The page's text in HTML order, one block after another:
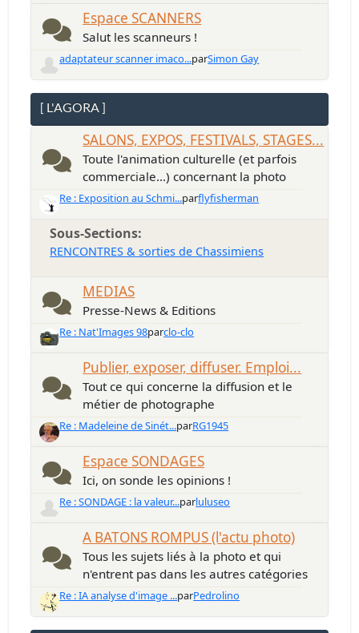
Espace SCANNERS
Salut les scanneurs !
adaptateur scanner imaco...parSimon Gay
[ L'AGORA ]
SALONS, EXPOS, FESTIVALS, STAGES...
Toute l'animation culturelle (et parfois
commerciale...) concernant la photo
Re : Exposition au Schmi...parflyfisherman
Sous-Sections
RENCONTRES & sorties de Chassimiens
MEDIAS
Presse-News & Editions
Re : Nat'Images 98parclo-clo
Publier, exposer, diffuser. Emploi...
Tout ce qui concerne la diffusion et le
métier de photographe
Re : Madeleine de Sinét...parRG1945
Espace SONDAGES
Ici, on sonde les opinions !
Re : SONDAGE : la valeur...parluluseo
A BATONS ROMPUS (l'actu photo)
Tous les sujets liés à la photo et qui
n'entrent pas dans les autres catégories
Re : IA analyse d'image ...parPedrolino